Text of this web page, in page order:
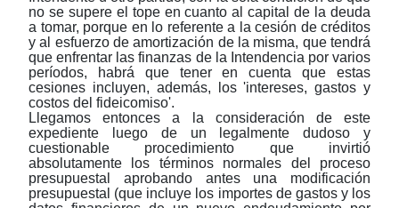
no se supere el tope en cuanto al capital de la deuda
a tomar, porque en lo referente a la cesión de créditos
y al esfuerzo de amortización de la misma, que tendrá
que enfrentar las finanzas de la Intendencia por varios
períodos, habrá que tener en cuenta que estas
cesiones incluyen, además, los 'intereses, gastos y
costos del fideicomiso'.
Llegamos entonces a la consideración de este
expediente luego de un legalmente dudoso y
cuestionable procedimiento que invirtió
absolutamente los términos normales del proceso
presupuestal aprobando antes una modificación
presupuestal (que incluye los importes de gastos y los